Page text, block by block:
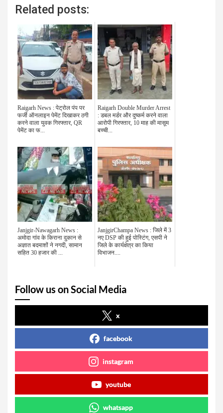
Related posts:
Raigarh News : पेट्रोल पंप पर
फर्जी ऑनलाइन पेमेंट दिखाकर ठगी
करने वाला युवक गिरफ्तार, QR
पेमेंट का फ...
Raigarh Double Murder Arrest
: डबल मर्डर और दुष्कर्म करने वाला
आरोपी गिरफ्तार, 10 माह की मासूम
बच्ची...
Janjgir-Nawagarh News :
अमोदा गांव के किराना दुकान से
अज्ञात बदमाशों ने नगदी, सामान
सहित 30 हजार की ...
JanjgirChampa News : जिले में 3
नए DSP की हुई पोस्टिंग, एसपी ने
जिले के कार्यक्षेत्र का किया
विभाजन....
Follow us on Social Media
x
facebook
instagram
youtube
whatsapp